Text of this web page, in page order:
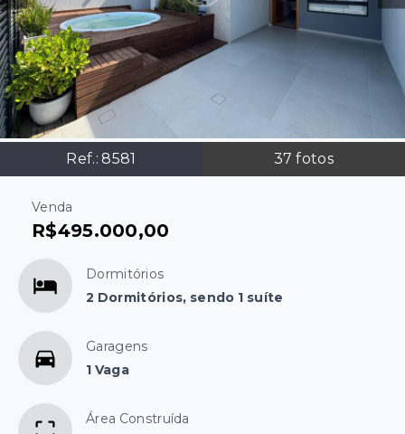
Ref.:8581 37 fotos
Venda
R$495.000,00
Dormitórios
2 Dormitórios, sendo 1 suíte
Garagens
1 Vaga
Área Construída